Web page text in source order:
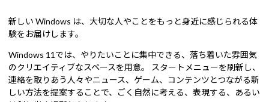
新しい Windows は、大切な人やことをもっと身近に感じられる体
験をお届けします。
Windows 11では、やりたいことに集中できる、落ち着いた雰囲気
のクリエイティブなスペースを用意。 スタートメニューを刷新し、
連絡を取りあう人々やニュース、ゲーム、コンテンツとつながる新
しい方法を提案することで、ごく自然に考える、表現する、あるい